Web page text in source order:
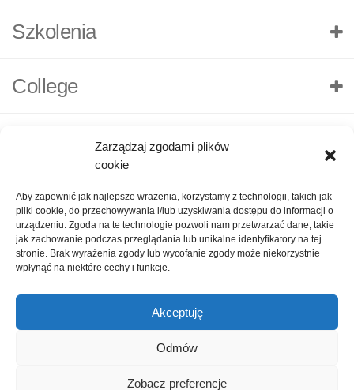
Zarządzaj zgodami plików
cookie
Aby zapewnić jak najlepsze wrażenia, korzystamy z technologii, takich jak
pliki cookie, do przechowywania i/lub uzyskiwania dostępu do informacji o
urządzeniu. Zgoda na te technologie pozwoli nam przetwarzać dane, takie
jak zachowanie podczas przeglądania lub unikalne identyfikatory na tej
stronie. Brak wyrażenia zgody lub wycofanie zgody może niekorzystnie
wpłynąć na niektóre cechy i funkcje.
Akceptuję
Odmów
Zobacz preferencje
Szkolenia
College
O nas Polityka Prywatności Kontakt